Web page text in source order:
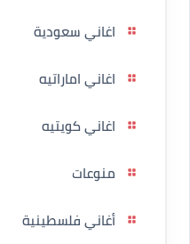
اغاني سعودية
اغاني اماراتيه
اغاني كويتيه
منوعات
أغاني فلسطينية